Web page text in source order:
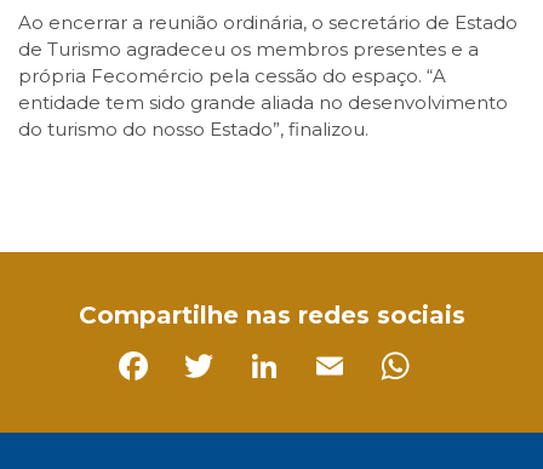
Ao encerrar a reunião ordinária, o secretário de Estado
de Turismo agradeceu os membros presentes e a
própria Fecomércio pela cessão do espaço. “A
entidade tem sido grande aliada no desenvolvimento
do turismo do nosso Estado”, finalizou.
Compartilhe nas redes sociais